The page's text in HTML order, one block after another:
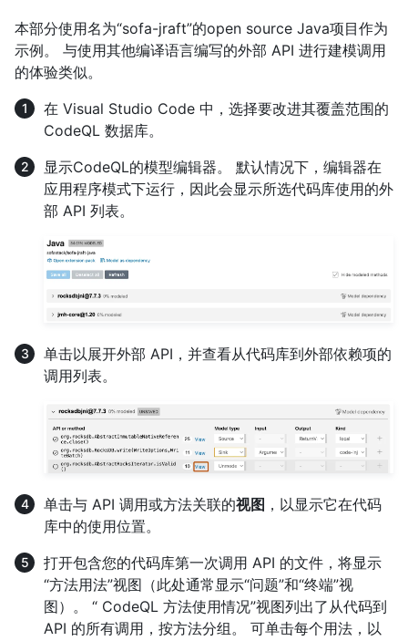
本部分使用名为“sofa-jraft”的open source Java项目作为
示例。 与使用其他编译语言编写的外部 API 进行建模调用
的体验类似。
在 Visual Studio Code 中，选择要改进其覆盖范围的
CodeQL 数据库。
显示CodeQL的模型编辑器。 默认情况下，编辑器在
应用程序模式下运行，因此会显示所选代码库使用的外
部 API 列表。
单击以展开外部 API，并查看从代码库到外部依赖项的
调用列表。
单击与 API 调用或方法关联的视图 ，以显示它在代码
库中的使用位置。
打开包含您的代码库第一次调用 API 的文件，将显示
“方法用法”视图（此处通常显示“问题”和“终端”视
图）。 “ CodeQL 方法使用情况”视图列出了从代码到
API 的所有调用，按方法分组。 可单击每个用法，以